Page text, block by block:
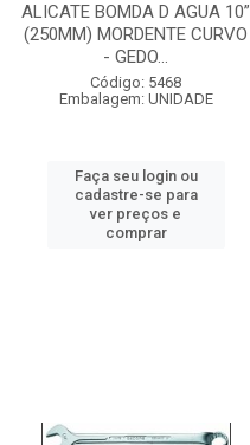
ALICATE BOMDA D AGUA 10”
(250MM) MORDENTE CURVO
- GEDO...
Código: 5468
Embalagem: UNIDADE
Faça seu login ou
cadastre-se para
ver preços e
comprar